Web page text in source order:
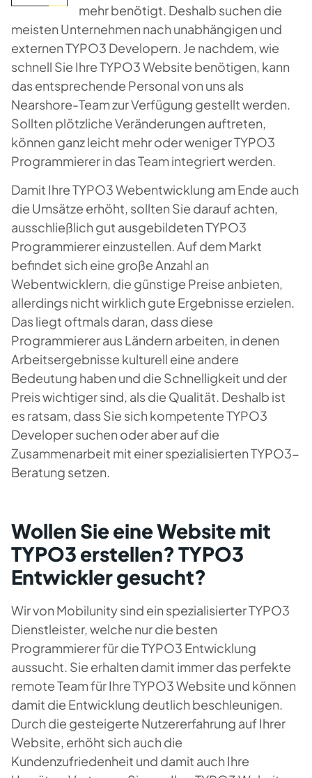
mehr benötigt. Deshalb suchen die
meisten Unternehmen nach unabhängigen und
externen TYPO3 Developern. Je nachdem, wie
schnell Sie Ihre TYPO3 Website benötigen, kann
das entsprechende Personal von uns als
Nearshore-Team zur Verfügung gestellt werden.
Sollten plötzliche Veränderungen auftreten,
können ganz leicht mehr oder weniger TYPO3
Programmierer in das Team integriert werden.
Damit Ihre TYPO3 Webentwicklung am Ende auch
die Umsätze erhöht, sollten Sie darauf achten,
ausschließlich gut ausgebildeten TYPO3
Programmierer einzustellen. Auf dem Markt
befindet sich eine große Anzahl an
Webentwicklern, die günstige Preise anbieten,
allerdings nicht wirklich gute Ergebnisse erzielen.
Das liegt oftmals daran, dass diese
Programmierer aus Ländern arbeiten, in denen
Arbeitsergebnisse kulturell eine andere
Bedeutung haben und die Schnelligkeit und der
Preis wichtiger sind, als die Qualität. Deshalb ist
es ratsam, dass Sie sich kompetente TYPO3
Developer suchen oder aber auf die
Zusammenarbeit mit einer spezialisierten TYPO3-
Beratung setzen.
Wollen Sie eine Website mit
TYPO3 erstellen? TYPO3
Entwickler gesucht?
Wir von Mobilunity sind ein spezialisierter TYPO3
Dienstleister, welche nur die besten
Programmierer für die TYPO3 Entwicklung
aussucht. Sie erhalten damit immer das perfekte
remote Team für Ihre TYPO3 Website und können
damit die Entwicklung deutlich beschleunigen.
Durch die gesteigerte Nutzererfahrung auf Ihrer
Website, erhöht sich auch die
Kundenzufriedenheit und damit auch Ihre